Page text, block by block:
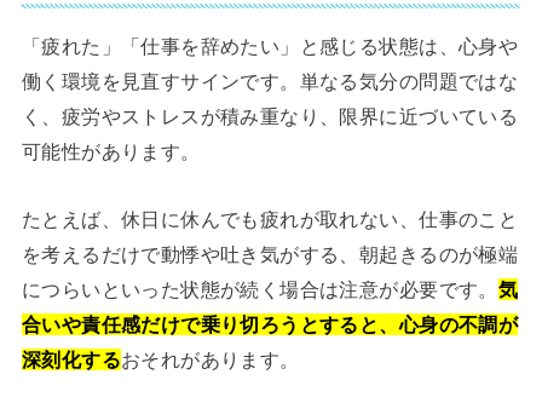
「疲れた」「仕事を辞めたい」と感じる状態は、心身や
働く環境を見直すサインです。単なる気分の問題ではな
く、疲労やストレスが積み重なり、限界に近づいている
可能性があります。
たとえば、休日に休んでも疲れが取れない、仕事のこと
を考えるだけで動悸や吐き気がする、朝起きるのが極端
につらいといった状態が続く場合は注意が必要です。 気
合いや責任感だけで乗り切ろうとすると、心身の不調が
深刻化するおそれがあります。